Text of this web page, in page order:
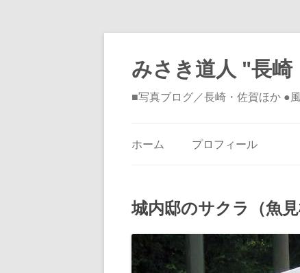
みさき道人 "長
■写真ブログ／長崎・佐賀ほか ●
ホーム プロフィール
城内邸のサクラ（